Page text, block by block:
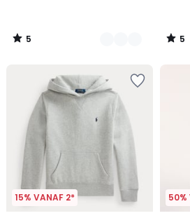
5
/
5
/
15% VANAF 2* 50%